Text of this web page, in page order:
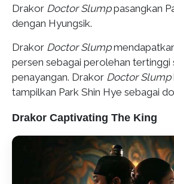
Drakor Doctor Slumppasangkan
dengan Hyungsik.
Drakor Doctor Slump
persen sebagai perolehan tertinggi
penayangan. Drakor Doctor Slump
tampilkan Park Shin Hye sebagai
Drakor Captivating The King